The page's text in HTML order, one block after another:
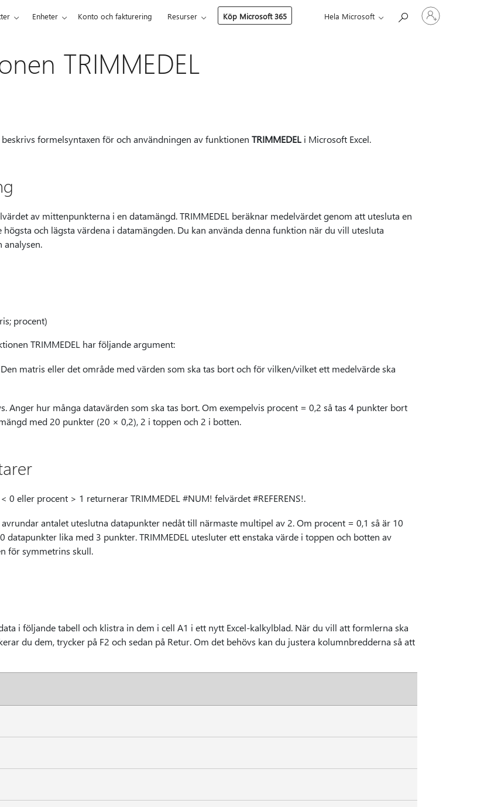
Enheter Konto och fakturering Resurser Köp Microsoft 365 Hela Microsoft
Logga
in
TRIMMEDEL
formelsyntaxen för och användningen av funktionen TRIMMEDEL i Microsoft Excel.
av mittenpunkterna i en datamängd. TRIMMEDEL beräknar medelvärdet genom att utesluta en
högsta och lägsta värdena i datamängden. Du kan använda denna funktion när du vill utesluta
analysen.
procent)
TRIMMEDEL har följande argument:
matris eller det område med värden som ska tas bort och för vilken/vilket ett medelvärde ska
Anger hur många datavärden som ska tas bort. Om exempelvis procent = 0,2 så tas 4 punkter bort
med 20 punkter (20 × 0,2), 2 i toppen och 2 i botten.
0 eller procent > 1 returnerar TRIMMEDEL #NUM! felvärdet #REFERENS!.
avrundar antalet uteslutna datapunkter nedåt till närmaste multipel av 2. Om procent = 0,1 så är 10
datapunkter lika med 3 punkter. TRIMMEDEL utesluter ett enstaka värde i toppen och botten av
för symmetrins skull.
i följande tabell och klistra in dem i cell A1 i ett nytt Excel-kalkylblad. När du vill att formlerna ska
du dem, trycker på F2 och sedan på Retur. Om det behövs kan du justera kolumnbredderna så att